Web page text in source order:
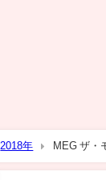
2018年 MEG ザ・